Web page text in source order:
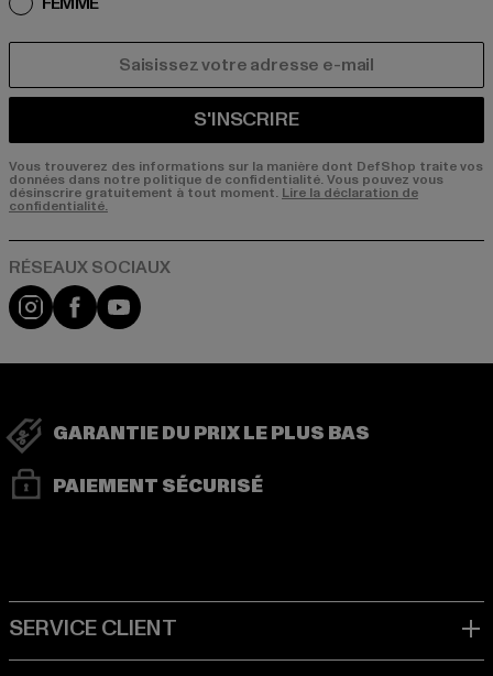
S'INSCRIRE
Vous trouverez des informations sur la manière dont DefShop traite vos
données dans notre politique de confidentialité. Vous pouvez vous
désinscrire gratuitement à tout moment. Lire la déclaration de
confidentialité.
Visit our Instagram page:
Visit our Facebook page:
Visit our YouTube channel:
GARANTIE DU PRIX LE PLUS BAS
PAIEMENT SÉCURISÉ